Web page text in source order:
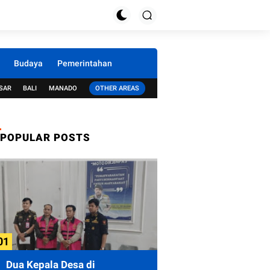
Budaya Pemerintahan
BALI MANADO OTHER AREAS
POPULAR POSTS
Dua Kepala Desa di